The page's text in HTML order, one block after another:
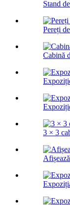
Stand
Pereți
Cabină
3 × 3